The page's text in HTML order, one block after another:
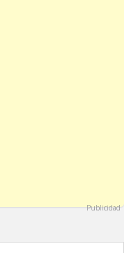
Publicidad